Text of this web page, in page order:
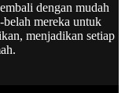
dengan mudah
belah mereka untuk
menjadikan setiap